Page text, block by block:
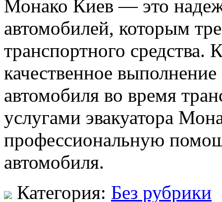
Монако Киев — это
автомобилей, которым
транспортного средства.
качественное выполнение
автомобиля во время
услугами эвакуатора
профессиональную
автомобиля.
Категория: Без рубрики